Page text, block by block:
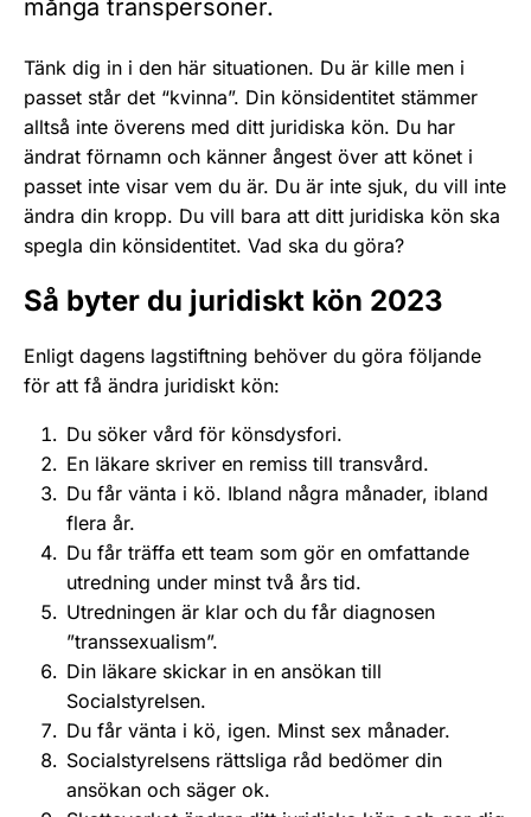
många transpersoner.
Tänk dig in i den här situationen. Du är kille men i
passet står det “kvinna”. Din könsidentitet stämmer
alltså inte överens med ditt juridiska kön. Du har
ändrat förnamn och känner ångest över att könet i
passet inte visar vem du är. Du är inte sjuk, du vill inte
ändra din kropp. Du vill bara att ditt juridiska kön ska
spegla din könsidentitet. Vad ska du göra?
Så byter du juridiskt kön 2023
Enligt dagens lagstiftning behöver du göra följande
för att få ändra juridiskt kön:
Du söker vård för könsdysfori.
En läkare skriver en remiss till transvård.
Du får vänta i kö. Ibland några månader, ibland
flera år.
Du får träffa ett team som gör en omfattande
utredning under minst två års tid.
Utredningen är klar och du får diagnosen
”transsexualism”.
Din läkare skickar in en ansökan till
Socialstyrelsen.
Du får vänta i kö, igen. Minst sex månader.
Socialstyrelsens rättsliga råd bedömer din
ansökan och säger ok.